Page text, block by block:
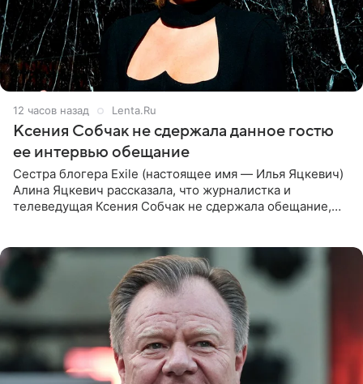
12 часов назад Lenta.Ru
Ксения Собчак не сдержала данное гостю
ее интервью обещание
Сестра блогера Exile (настоящее имя — Илья Яцкевич)
Алина Яцкевич рассказала, что журналистка и
телеведущая Ксения Собчак не сдержала обещание,